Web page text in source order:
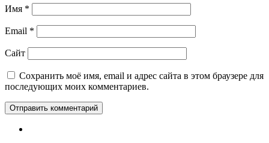
Имя *
Email *
Сайт
Сохранить моё имя, email и адрес сайта в этом браузере для
последующих моих комментариев.